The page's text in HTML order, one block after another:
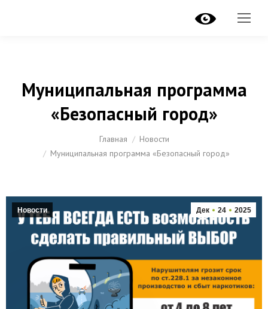
Муниципальная программа
«Безопасный город»
Главная
Новости
Муниципальная программа «Безопасный город»
Дек 24 2025
Новости